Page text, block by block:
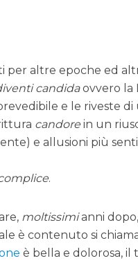
per altre epoche ed
candidaovvero la
e le riveste di
candore in un
e allusioni più
.
moltissimianni
è contenuto si
è bella e dolorosa, il